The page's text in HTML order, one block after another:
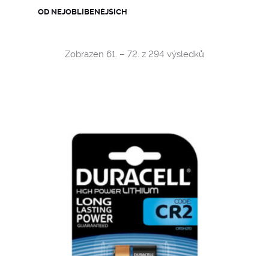
Zobrazen 61. – 72. z 294 výsledků